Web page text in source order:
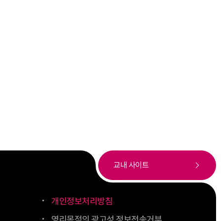
개인정보처리방침
교내 사이트